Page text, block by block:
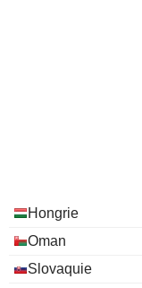
Hongrie
Oman
Slovaquie